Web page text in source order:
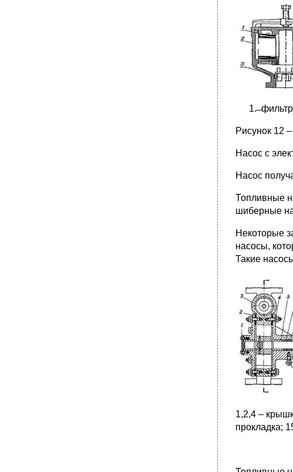
Рисунок 12
Насос с
Насос
Топливные
шиберные
Некоторые
насосы,
Такие
1,2,4 –
прокладка;